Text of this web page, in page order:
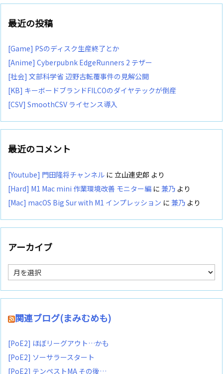
最近の投稿
[Game] PSのディスク生産終了とか
[Anime] Cyberpubnk EdgeRunners 2 テザー
[社会] 文部科学省 辺野古転覆事件の見解公開
[KB] キーボードブランドFILCOのダイヤテックが倒産
[CSV] SmoothCSV ライセンス導入
最近のコメント
[Youtube] 門田隆将チャンネル に 立山連史郎 より
[Hard] M1 Mac mini 作業環境改善 モニター編 に 兼乃 より
[Mac] macOS Big Sur with M1 インプレッション に 兼乃 より
アーカイブ
ア
ー
カ
イ
関連ブログ(まみむめも)
[PoE2] ほぼリーグアウト…かも
[PoE2] ソーサラースタート
[PoE2] テンペストMA その後…